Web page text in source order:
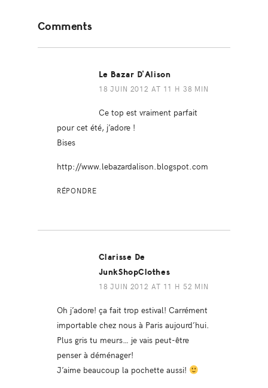
Interactions
Comments
Le Bazar D'Alison
18 JUIN 2012 AT 11 H 38 MIN
Ce top est vraiment parfait
pour cet été, j’adore !
Bises
http://www.lebazardalison.blogspot.com
RÉPONDRE
Clarisse De
JunkShopClothes
18 JUIN 2012 AT 11 H 52 MIN
Oh j’adore! ça fait trop estival! Carrément
importable chez nous à Paris aujourd’hui.
Plus gris tu meurs… je vais peut-être
penser à déménager!
J’aime beaucoup la pochette aussi!